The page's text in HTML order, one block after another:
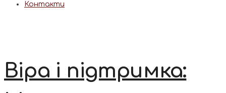
Контакти
Віра і підтримка: